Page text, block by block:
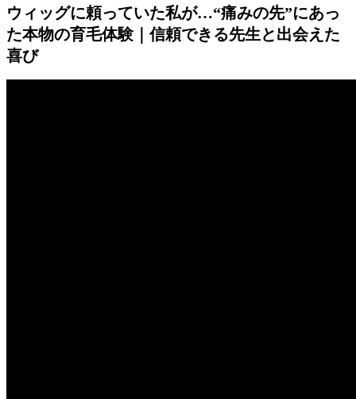
ウィッグに頼っていた私が…“痛みの先”にあっ
た本物の育毛体験｜信頼できる先生と出会えた
喜び